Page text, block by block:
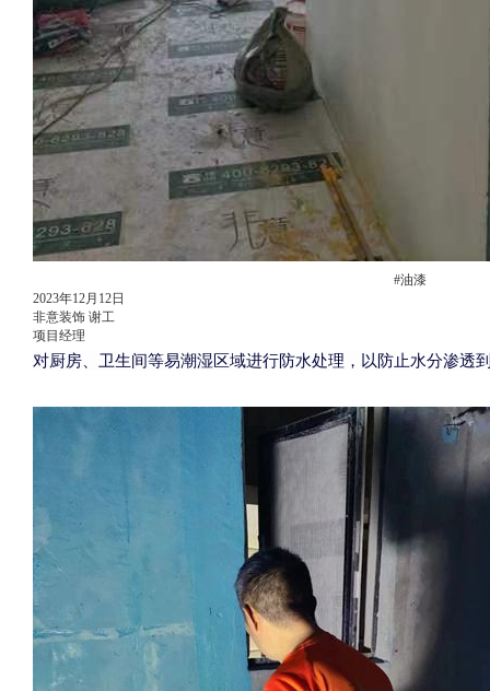
#油漆
2023年12月12日
非意装饰 谢工
项目经理
对厨房、卫生间等易潮湿区域进行防水处理，以防止水分渗透